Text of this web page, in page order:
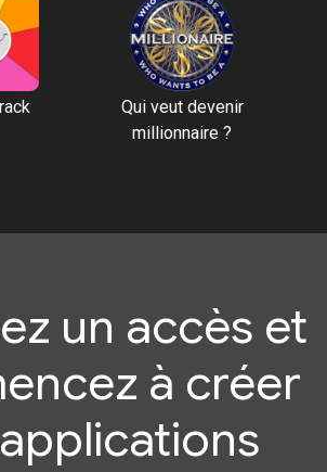
Qui veut devenir
millionnaire ?
un accès et
à créer